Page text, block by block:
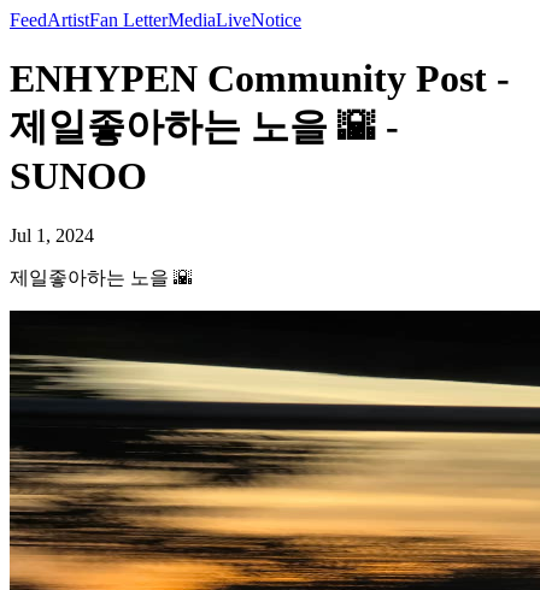
FeedArtistFan LetterMediaLiveNotice
ENHYPEN Community Post -
제일좋아하는 노을 🌇 -
SUNOO
Jul 1, 2024
제일좋아하는 노을 🌇